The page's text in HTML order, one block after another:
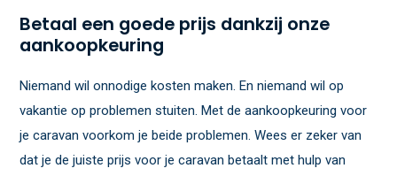
Betaal een goede prijs dankzij onze
aankoopkeuring
Niemand wil onnodige kosten maken. En niemand wil op
vakantie op problemen stuiten. Met de aankoopkeuring voor
je caravan voorkom je beide problemen. Wees er zeker van
dat je de juiste prijs voor je caravan betaalt met hulp van